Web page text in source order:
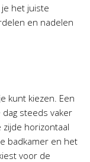
het juiste
en nadelen
kunt kiezen. Een
steeds vaker
zijde horizontaal
badkamer en het
voor de